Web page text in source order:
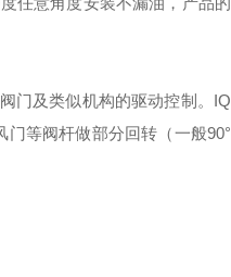
门及类似机构的驱动控制。IQ
等阀杆做部分回转（一般90°